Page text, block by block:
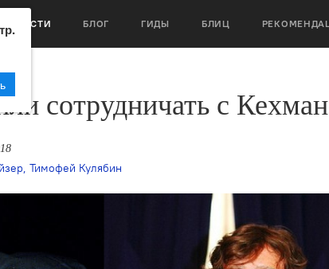
НОВОСТИ БЛОГ ГИДЫ БЛИЦ
сотрудничать с
, Тимофей Кулябин